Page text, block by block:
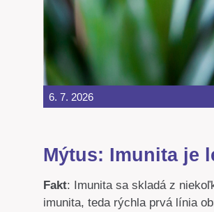
6. 7. 2026
Mýtus: Imunita je
Fakt: Imunita sa skladá z
imunita, teda rýchla prvá línia